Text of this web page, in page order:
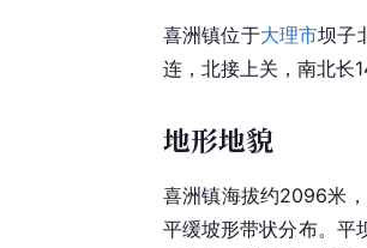
喜洲镇位于大理市坝子
连，北接上关，南北长
地形地貌
喜洲镇海拔约2096米
平缓坡形带状分布。 平